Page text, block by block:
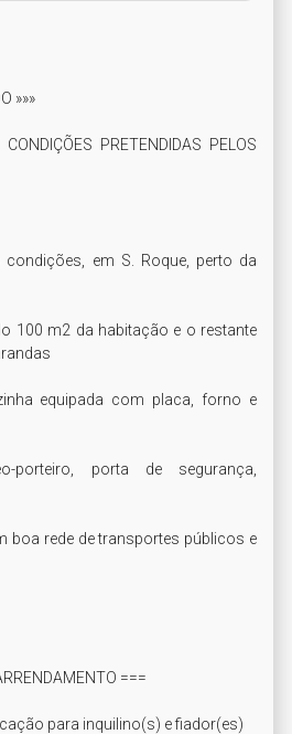
»»»
PRETENDIDAS PELOS
em S. Roque, perto da
100 m2 da habitação e o restante
equipada com placa, forno e
porteiro, porta de segurança,
boa rede de transportes públicos e
===
para inquilino(s) e fiador(es)